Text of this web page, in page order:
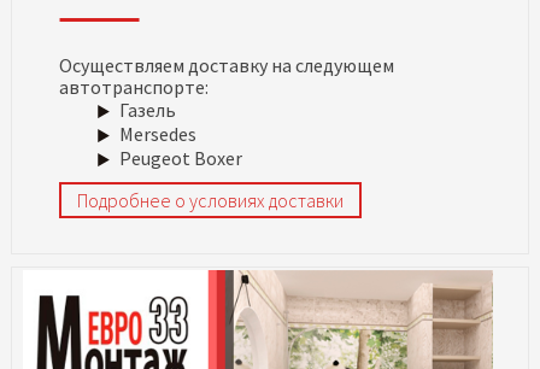
Осуществляем доставку на следующем
автотранспорте:
Газель
Mersedes
Peugeot Boxer
Подробнее о условиях доставки